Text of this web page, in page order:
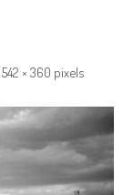
542 × 360 pixels